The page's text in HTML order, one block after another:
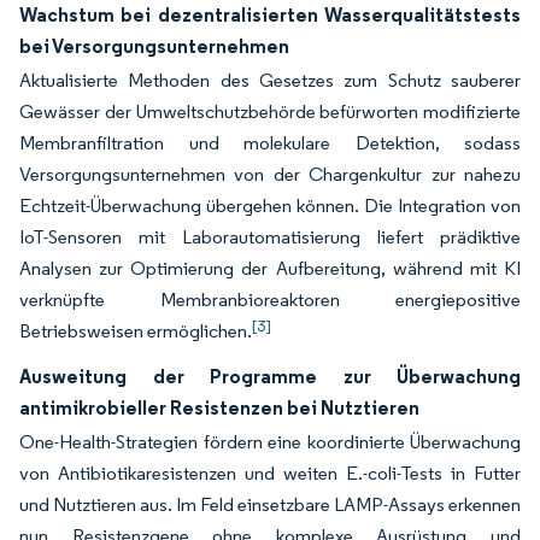
Wachstum bei dezentralisierten Wasserqualitätstests
bei Versorgungsunternehmen
Aktualisierte Methoden des Gesetzes zum Schutz sauberer
Gewässer der Umweltschutzbehörde befürworten modifizierte
Membranfiltration und molekulare Detektion, sodass
Versorgungsunternehmen von der Chargenkultur zur nahezu
Echtzeit-Überwachung übergehen können. Die Integration von
IoT-Sensoren mit Laborautomatisierung liefert prädiktive
Analysen zur Optimierung der Aufbereitung, während mit KI
verknüpfte Membranbioreaktoren energiepositive
Betriebsweisen ermöglichen.[3]
Ausweitung der Programme zur Überwachung
antimikrobieller Resistenzen bei Nutztieren
One-Health-Strategien fördern eine koordinierte Überwachung
von Antibiotikaresistenzen und weiten E.-coli-Tests in Futter
und Nutztieren aus. Im Feld einsetzbare LAMP-Assays erkennen